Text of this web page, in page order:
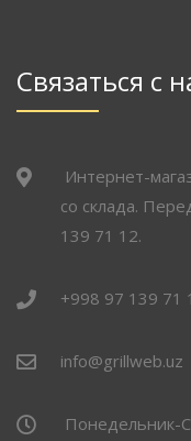
Связаться с
Интернет-
со склада.
139 71 12.
+998 97 139 71
info@grillweb.uz
Понедельник-